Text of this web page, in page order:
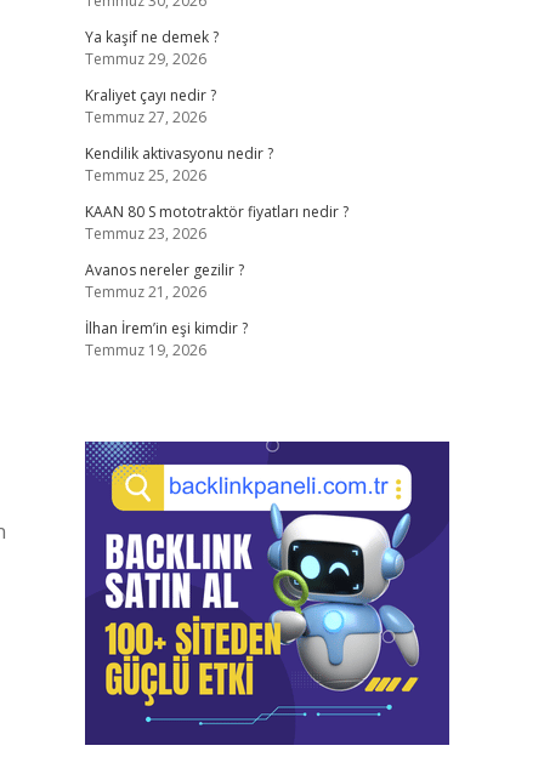
Ya kaşif ne demek ?
Temmuz 29, 2026
Kraliyet çayı nedir ?
Temmuz 27, 2026
Kendilik aktivasyonu nedir ?
Temmuz 25, 2026
KAAN 80 S mototraktör fiyatları nedir ?
Temmuz 23, 2026
Avanos nereler gezilir ?
Temmuz 21, 2026
İlhan İrem’in eşi kimdir ?
Temmuz 19, 2026